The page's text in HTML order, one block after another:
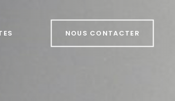
NOUS CONTACTER